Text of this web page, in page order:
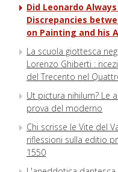
Did Leonardo
Discrepancies
on Painting and his
La scuola giottesca
Lorenzo Ghiberti :
del Trecento nel
Ut pictura nihilum? Le
prova del moderno
Chi scrisse le Vite del
riflessioni sulla editio
1550